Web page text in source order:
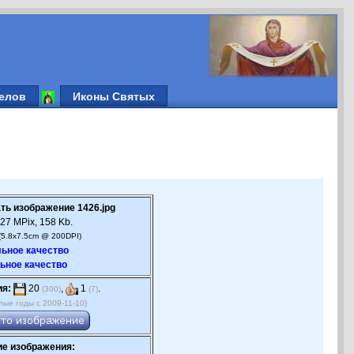
Иконы Святых
изображение 1426.jpg
MPix, 158 Kb.
@ 200DPI)
качество
качество
20 (300), 1 (7).
годы с 2009-11-10)
изображения: